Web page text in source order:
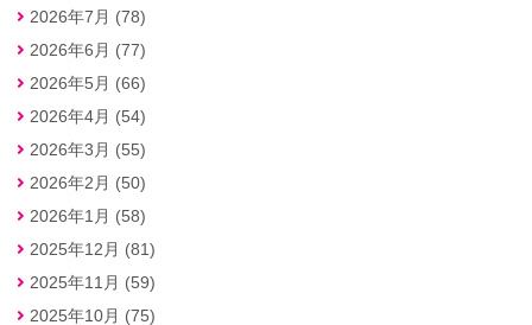
2026年7月 (78)
2026年6月 (77)
2026年5月 (66)
2026年4月 (54)
2026年3月 (55)
2026年2月 (50)
2026年1月 (58)
2025年12月 (81)
2025年11月 (59)
2025年10月 (75)